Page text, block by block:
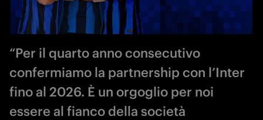
“Per il quarto anno consecutivo
confermiamo la partnership con l’Inter
fino al 2026. È un orgoglio per noi
essere al fianco della società